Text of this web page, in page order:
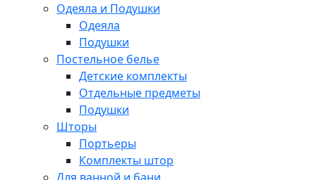
Одеяла и Подушки
Одеяла
Подушки
Постельное белье
Детские комплекты
Отдельные предметы
Подушки
Шторы
Портьеры
Комплекты штор